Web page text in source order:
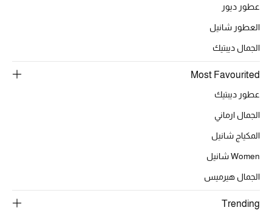
حقائب الأطفال
أبرز المصممين
أبرز الحقائب
تسوقوا الحقائب
الموسم الجديد
أحذية النسائية
عطور ديور
العطور شانيل
الجمال ديبتيك
Most Favourited
عطور ديبتيك
الجمال ارماني
المكياج شانيل
Women شانيل
الجمال هيرميس
Trending